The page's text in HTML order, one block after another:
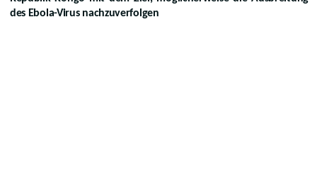
des Ebola-Virus nachzuverfolgen